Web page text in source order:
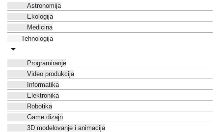
Astronomija
Ekologija
Medicina
Tehnologija
Programiranje
Video produkcija
Informatika
Elektronika
Robotika
Game dizajn
3D modelovanje i animacija